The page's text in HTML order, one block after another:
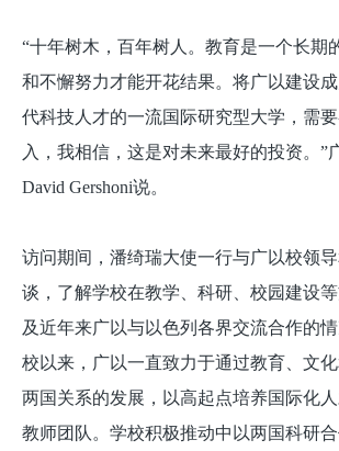
“十年树木，百年树人。教育是一个长期
和不懈努力才能开花结果。将广以建设
代科技人才的一流国际研究型大学，需
入，我相信，这是对未来最好的投资。”
David Gershoni说。
访问期间，潘绮瑞大使一行与广以校领
谈，了解学校在教学、科研、校园建设
及近年来广以与以色列各界交流合作的
校以来，广以一直致力于通过教育、文
两国关系的发展，以高起点培养国际化
教师团队。学校积极推动中以两国科研